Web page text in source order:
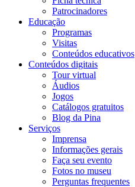
Patrocinadores
Educação
Programas
Visitas
Conteúdos educativos​
Conteúdos digitais
Tour virtual
Áudios
Jogos
Catálogos gratuitos
Blog da Pina
Serviços
Imprensa
Informações gerais
Faça seu evento
Fotos no museu
Perguntas frequentes